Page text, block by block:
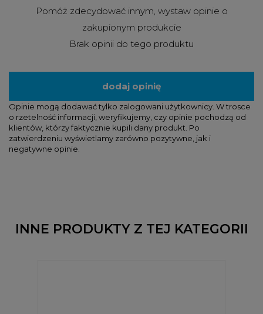
Pomóż zdecydować innym, wystaw opinie o
zakupionym produkcie
Brak opinii do tego produktu
dodaj opinię
Opinie mogą dodawać tylko zalogowani użytkownicy. W trosce
o rzetelność informacji, weryfikujemy, czy opinie pochodzą od
klientów, którzy faktycznie kupili dany produkt. Po
zatwierdzeniu wyświetlamy zarówno pozytywne, jak i
negatywne opinie.
INNE PRODUKTY Z TEJ KATEGORII